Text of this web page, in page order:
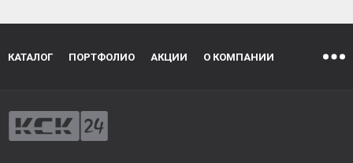
КАТАЛОГ ПОРТФОЛИО АКЦИИ О КОМПАНИИ